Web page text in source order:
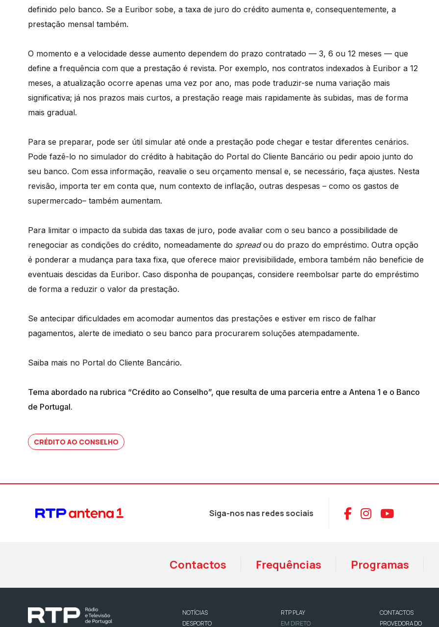
definido pelo banco. Se a Euribor sobe, a taxa de juro do crédito aumenta e, consequentemente, a
prestação mensal também.
O momento e a velocidade desse aumento dependem do prazo contratado — 3, 6 ou 12 meses — que
define a frequência com que a prestação é revista. Por exemplo, nos contratos indexados à Euribor a 12
meses, a atualização ocorre apenas uma vez por ano, mas pode traduzir-se numa variação mais
significativa; já nos prazos mais curtos, a prestação reage mais rapidamente às subidas, mas de forma
mais gradual.
Para se preparar, pode ser útil simular até onde a prestação pode chegar e testar diferentes cenários.
Pode fazê-lo no simulador do crédito à habitação do Portal do Cliente Bancário ou pedir apoio junto do
seu banco. Com essa informação, reavalie o seu orçamento mensal e, se necessário, faça ajustes. Nesta
revisão, importa ter em conta que, num contexto de inflação, outras despesas – como os gastos de
supermercado– também aumentam.
Para limitar o impacto da subida das taxas de juro, pode avaliar com o seu banco a possibilidade de
renegociar as condições do crédito, nomeadamente do spreadou do prazo do empréstimo. Outra opção
é ponderar a mudança para taxa fixa, que oferece maior previsibilidade, embora também não beneficie de
eventuais descidas da Euribor. Caso disponha de poupanças, considere reembolsar parte do empréstimo
de forma a reduzir o valor da prestação.
Se antecipar dificuldades em acomodar aumentos das prestações e estiver em risco de falhar
pagamentos, alerte de imediato o seu banco para procurarem soluções atempadamente.
Saiba mais no Portal do Cliente Bancário.
Tema abordado na rubrica “Crédito ao Conselho”, que resulta de uma parceria entre a Antena 1 e o Banco
de Portugal.
CRÉDITO AO CONSELHO
Siga-nos nas redes sociais Aceder ao
Aceder ao
Aceder
Contactos Frequências Programas
NOTÍCIAS
DESPORTO
RTP PLAY
EM DIRETO
CONTACTOS
PROVEDORA DO